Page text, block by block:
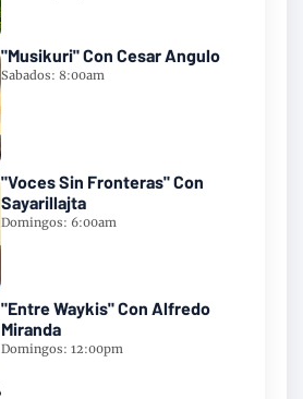
"Musikuri" Con Cesar Angulo
Sabados: 8:00am
"Voces Sin Fronteras" Con
Sayarillajta
Domingos: 6:00am
"Entre Waykis" Con Alfredo
Miranda
Domingos: 12:00pm